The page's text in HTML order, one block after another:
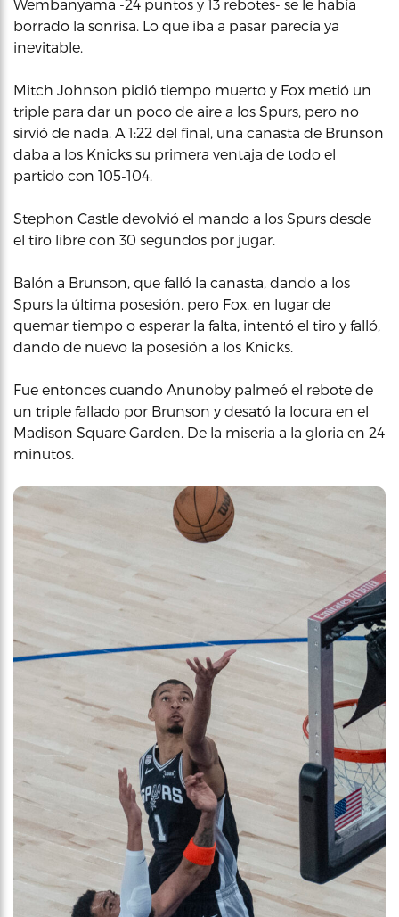
Wembanyama -24 puntos y 13 rebotes- se le había
borrado la sonrisa. Lo que iba a pasar parecía ya
inevitable.
Mitch Johnson pidió tiempo muerto y Fox metió un
triple para dar un poco de aire a los Spurs, pero no
sirvió de nada. A 1:22 del final, una canasta de Brunson
daba a los Knicks su primera ventaja de todo el
partido con 105-104.
Stephon Castle devolvió el mando a los Spurs desde
el tiro libre con 30 segundos por jugar.
Balón a Brunson, que falló la canasta, dando a los
Spurs la última posesión, pero Fox, en lugar de
quemar tiempo o esperar la falta, intentó el tiro y falló,
dando de nuevo la posesión a los Knicks.
Fue entonces cuando Anunoby palmeó el rebote de
un triple fallado por Brunson y desató la locura en el
Madison Square Garden. De la miseria a la gloria en 24
minutos.